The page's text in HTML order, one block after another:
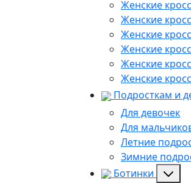
Женские
Женские
Женские
Женские
Женские
Женские
Подросткам и
Для девочек
Для
Летние
Зимние
Ботинки